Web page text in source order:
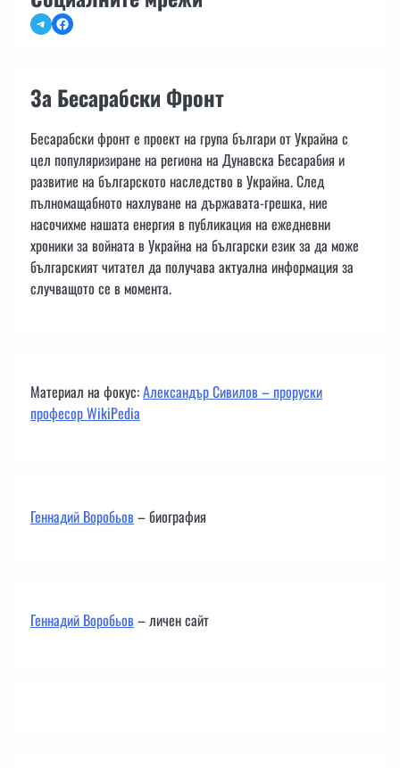
TelegramFacebook
За Бесарабски Фронт
Бесарабски фронт е проект на група българи от Украйна с
цел популяризиране на региона на Дунавска Бесарабия и
развитие на българското наследство в Украйна. След
пълномащабното нахлуване на държавата-грешка, ние
насочихме нашата енергия в публикация на ежедневни
хроники за войната в Украйна на български език за да може
българският читател да получава актуална информация за
случващото се в момента.
Материал на фокус:Александър Сивилов – проруски
професор WikiPedia
Геннадий Воробьов– биография
Геннадий Воробьов– личен сайт